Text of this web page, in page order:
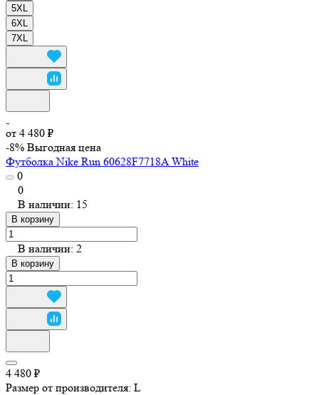
5XL
6XL
7XL
от 4 480 ₽
-8% Выгодная цена
Футболка Nike Run 60628F7718A White
0
0
В наличии: 15
В корзину
В наличии: 2
В корзину
4 480 ₽
Размер от производителя: L